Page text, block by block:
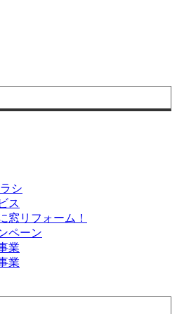
シ
ス
窓リフォーム！
ペーン
業
業